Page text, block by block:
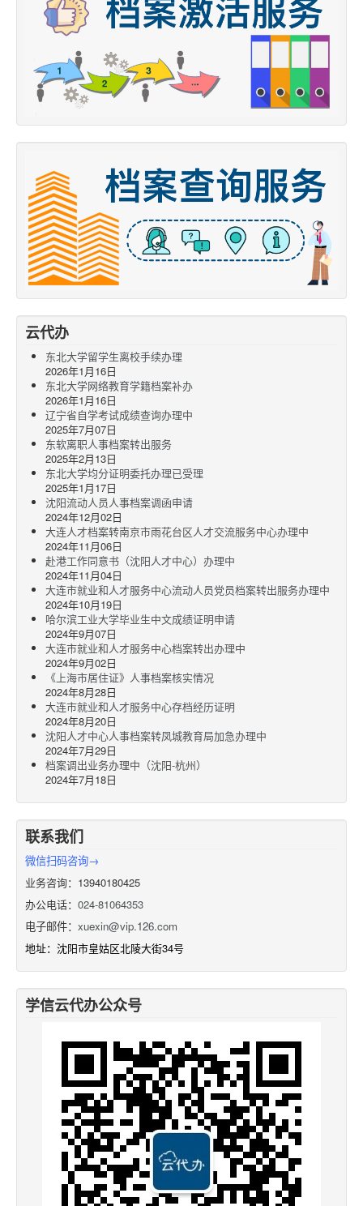
云代办
东北大学留学生离校手续办理
2026年1月16日
东北大学网络教育学籍档案补办
2026年1月16日
辽宁省自学考试成绩查询办理中
2025年7月07日
东软离职人事档案转出服务
2025年2月13日
东北大学均分证明委托办理已受理
2025年1月17日
沈阳流动人员人事档案调函申请
2024年12月02日
大连人才档案转南京市雨花台区人才交流服务中心办理中
2024年11月06日
赴港工作同意书（沈阳人才中心）办理中
2024年11月04日
大连市就业和人才服务中心流动人员党员档案转出服务办理中
2024年10月19日
哈尔滨工业大学毕业生中文成绩证明申请
2024年9月07日
大连市就业和人才服务中心档案转出办理中
2024年9月02日
《上海市居住证》人事档案核实情况
2024年8月28日
大连市就业和人才服务中心存档经历证明
2024年8月20日
沈阳人才中心人事档案转凤城教育局加急办理中
2024年7月29日
档案调出业务办理中（沈阳-杭州）
2024年7月18日
联系我们
微信扫码咨询→
业务咨询：13940180425
办公电话： 024-81064353
电子邮件： xuexin@vip.126.com
地址：沈阳市皇姑区北陵大街34号
学信云代办公众号